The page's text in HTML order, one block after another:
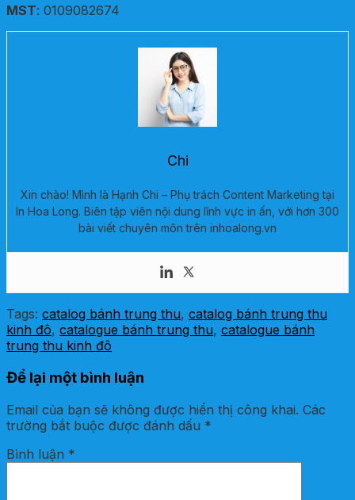
MST: 0109082674
Chi
Xin chào! Mình là Hạnh Chi – Phụ trách Content Marketing tại
In Hoa Long. Biên tập viên nội dung lĩnh vực in ấn, với hơn 300
bài viết chuyên môn trên inhoalong.vn
Tags: catalog bánh trung thu, catalog bánh trung thu
kinh đô, catalogue bánh trung thu, catalogue bánh
trung thu kinh đô
Để lại một bình luận
Email của bạn sẽ không được hiển thị công khai. Các
trường bắt buộc được đánh dấu *
Bình luận *